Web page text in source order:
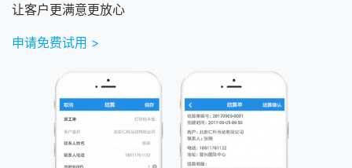
让客户更满意更放心
申请免费试用 >